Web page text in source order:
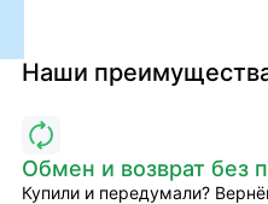
Наши
Обмен и возврат без
Купили и передумали?